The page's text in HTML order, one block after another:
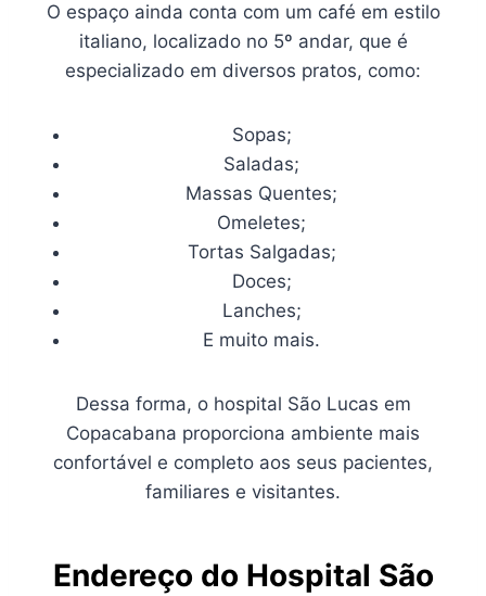
O espaço ainda conta com um café em estilo
italiano, localizado no 5º andar, que é
especializado em diversos pratos, como:
Sopas;
Saladas;
Massas Quentes;
Omeletes;
Tortas Salgadas;
Doces;
Lanches;
E muito mais.
Dessa forma, o hospital São Lucas em
Copacabana proporciona ambiente mais
confortável e completo aos seus pacientes,
familiares e visitantes.
Endereço do Hospital São